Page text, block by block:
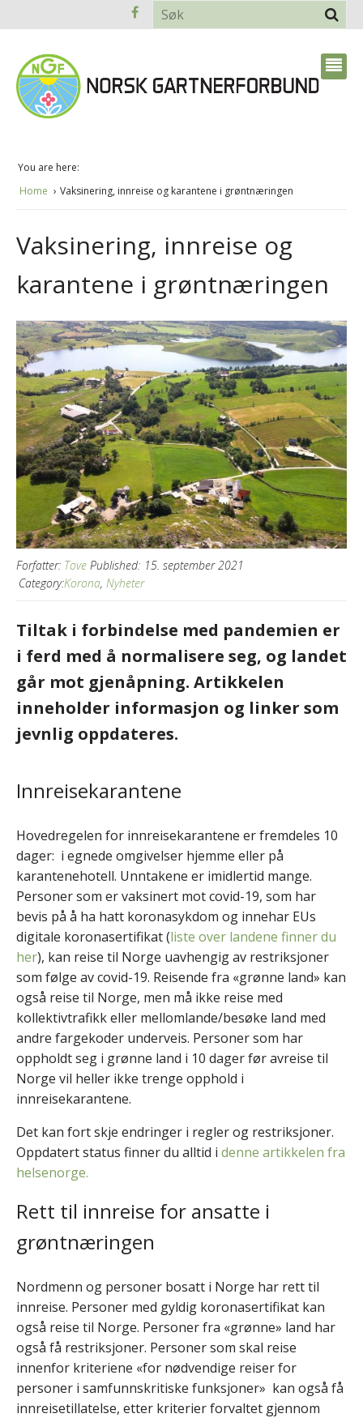
You are here:
Home
Vaksinering, innreise og karantene i grøntnæringen
Vaksinering, innreise og
karantene i grøntnæringen
Forfatter: Tove Published: 15. september 2021
Category:Korona, Nyheter
Tiltak i forbindelse med pandemien er
i ferd med å normalisere seg, og landet
går mot gjenåpning. Artikkelen
inneholder informasjon og linker som
jevnlig oppdateres.
Innreisekarantene
Hovedregelen for innreisekarantene er fremdeles 10
dager: i egnede omgivelser hjemme eller på
karantenehotell. Unntakene er imidlertid mange.
Personer som er vaksinert mot covid-19, som har
bevis på å ha hatt koronasykdom og innehar EUs
digitale koronasertifikat (liste over landene finner du
her), kan reise til Norge uavhengig av restriksjoner
som følge av covid-19. Reisende fra «grønne land» kan
også reise til Norge, men må ikke reise med
kollektivtrafikk eller mellomlande/besøke land med
andre fargekoder underveis. Personer som har
oppholdt seg i grønne land i 10 dager før avreise til
Norge vil heller ikke trenge opphold i
innreisekarantene.
Det kan fort skje endringer i regler og restriksjoner.
Oppdatert status finner du alltid i denne artikkelen fra
helsenorge.
Rett til innreise for ansatte i
grøntnæringen
Nordmenn og personer bosatt i Norge har rett til
innreise. Personer med gyldig koronasertifikat kan
også reise til Norge. Personer fra «grønne» land har
også få restriksjoner. Personer som skal reise
innenfor kriteriene «for nødvendige reiser for
personer i samfunnskritiske funksjoner» kan også få
innreisetillatelse, etter kriterier forvaltet gjennom